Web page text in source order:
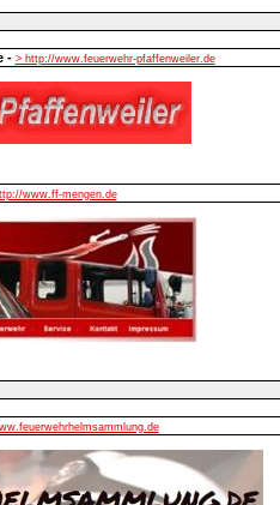
- > http://www.feuerwehr-pfaffenweiler.de
www.ff-mengen.de